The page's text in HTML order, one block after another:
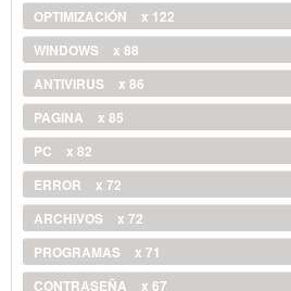
OPTIMIZACIÓN
x 122
WINDOWS
x 88
ANTIVIRUS
x 86
PAGINA
x 85
PC
x 82
ERROR
x 72
ARCHIVOS
x 72
PROGRAMAS
x 71
CONTRASEÑA
x 67